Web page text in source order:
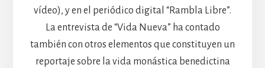
vídeo), y en el periódico digital “Rambla Libre”.
La entrevista de “Vida Nueva” ha contado
también con otros elementos que constituyen un
reportaje sobre la vida monástica benedictina